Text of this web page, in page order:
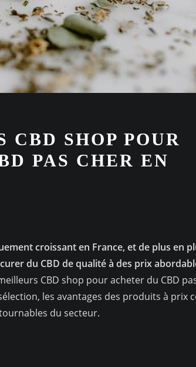
SHOP POUR
PAS CHER EN
croissant en France, et de plus en
du CBD de qualité à des prix
CBD shop pour acheter du CBD
les avantages des produits à prix
du secteur.